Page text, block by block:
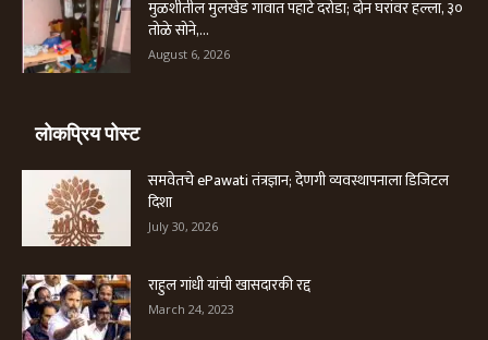
मुळशीतील मुलखेड गावात पहाटे दरोडा; दोन घरांवर हल्ला, ३०
तोळे सोने,...
August 6, 2026
लोकप्रिय पोस्ट
समवेतचे ePawati तंत्रज्ञान; देणगी व्यवस्थापनाला डिजिटल
दिशा
July 30, 2026
राहुल गांधी यांची खासदारकी रद्द
March 24, 2023